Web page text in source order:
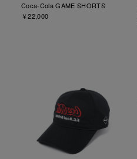
Coca-Cola GAME SHORTS
￥22,000